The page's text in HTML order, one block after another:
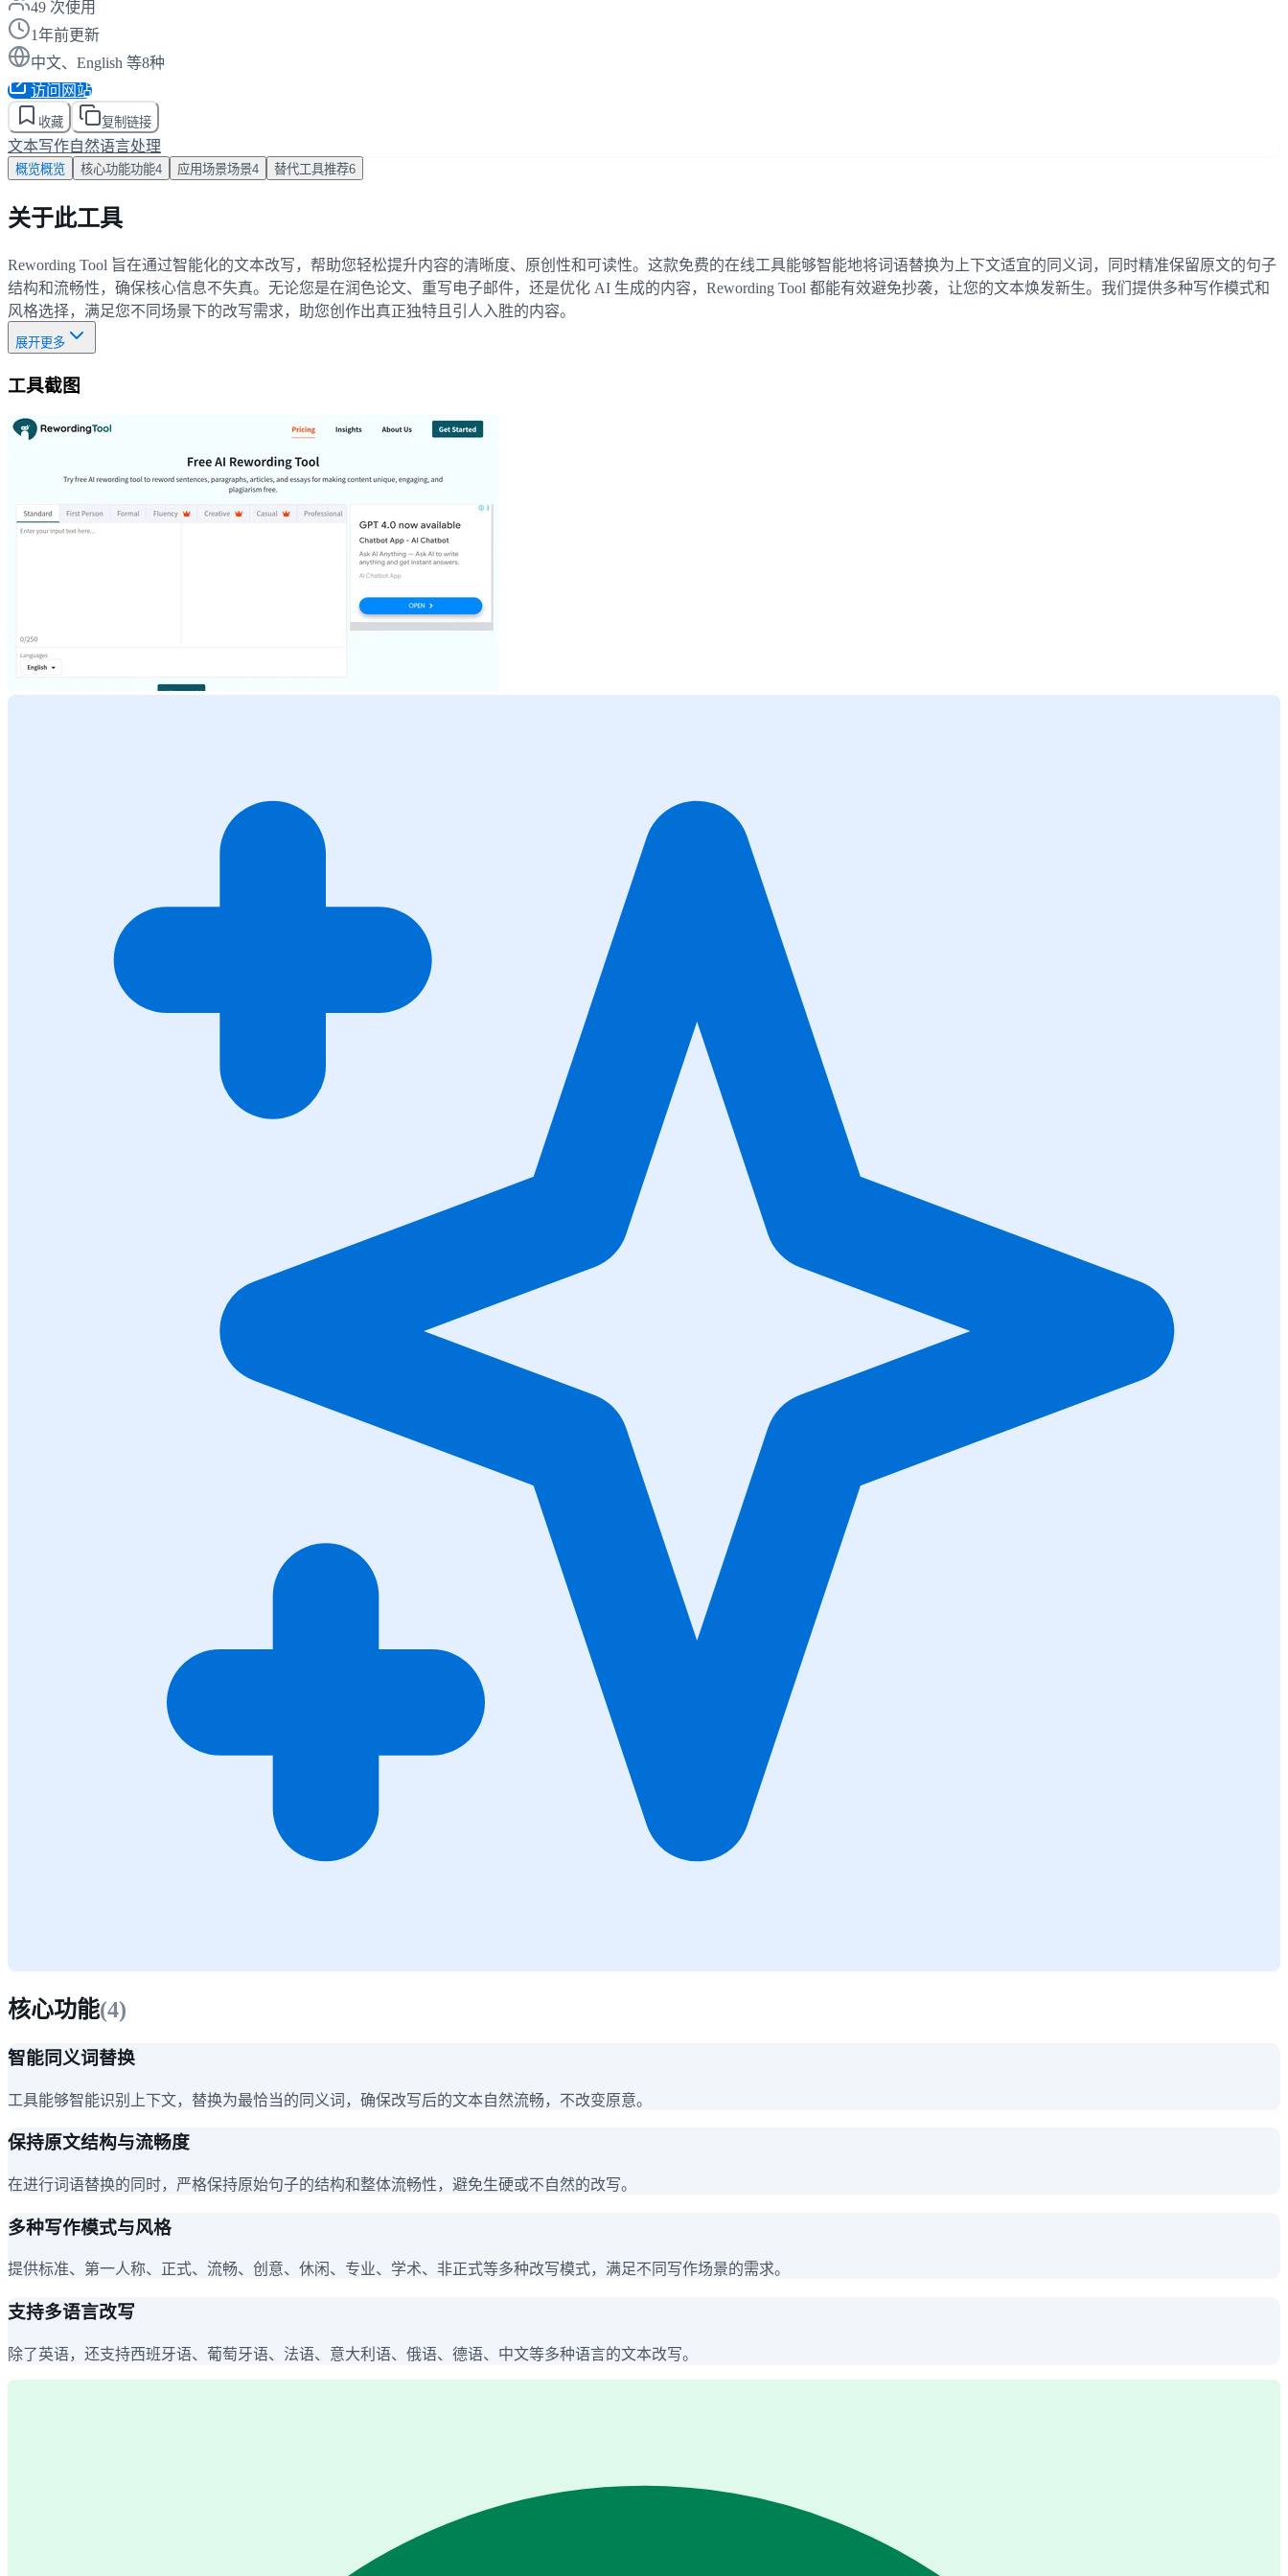
49 次使用
1年前更新
中文、English 等8种
访问网站
收藏 复制链接
文本写作自然语言处理
概览概览 核心功能功能4 应用场景场景4 替代工具推荐6
关于此工具
Rewording Tool 旨在通过智能化的文本改写，帮助您轻松提升内容的清晰度、原创性和可读性。这款免费的在线工具能够智能地将词语替换为上下文适宜的同义词，同时精准保留原文的句子
结构和流畅性，确保核心信息不失真。无论您是在润色论文、重写电子邮件，还是优化 AI 生成的内容，Rewording Tool 都能有效避免抄袭，让您的文本焕发新生。我们提供多种写作模式和
风格选择，满足您不同场景下的改写需求，助您创作出真正独特且引人入胜的内容。
展开更多
工具截图
核心功能(4)
智能同义词替换
工具能够智能识别上下文，替换为最恰当的同义词，确保改写后的文本自然流畅，不改变原意。
保持原文结构与流畅度
在进行词语替换的同时，严格保持原始句子的结构和整体流畅性，避免生硬或不自然的改写。
多种写作模式与风格
提供标准、第一人称、正式、流畅、创意、休闲、专业、学术、非正式等多种改写模式，满足不同写作场景的需求。
支持多语言改写
除了英语，还支持西班牙语、葡萄牙语、法语、意大利语、俄语、德语、中文等多种语言的文本改写。